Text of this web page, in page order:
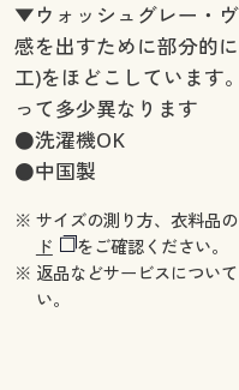
▼ウォッシュグレー・
感を出すために部分的
工)をほどこしています
って多少異なります
●洗濯機OK
●中国製
※ サイズの測り方、衣料品
ド
をご確認ください。
※ 返品などサービスについ
い。